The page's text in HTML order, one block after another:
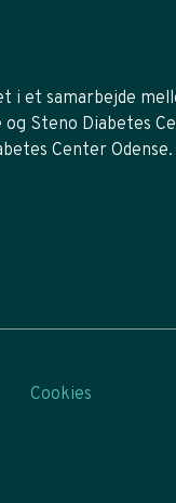
i et samarbejde
og Steno Diabetes
Center Odense.
Cookies